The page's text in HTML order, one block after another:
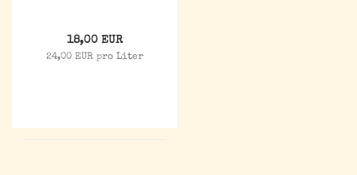
18,00 EUR
24,00 EUR pro Liter